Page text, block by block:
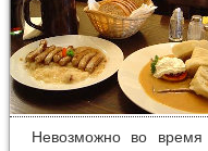
Невозможно во время